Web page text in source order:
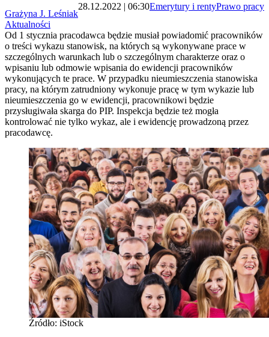
Grażyna J. Leśniak
28.12.2022 | 06:30Emerytury i rentyPrawo pracy
Aktualności
Od 1 stycznia pracodawca będzie musiał powiadomić pracowników
o treści wykazu stanowisk, na których są wykonywane prace w
szczególnych warunkach lub o szczególnym charakterze oraz o
wpisaniu lub odmowie wpisania do ewidencji pracowników
wykonujących te prace. W przypadku nieumieszczenia stanowiska
pracy, na którym zatrudniony wykonuje pracę w tym wykazie lub
nieumieszczenia go w ewidencji, pracownikowi będzie
przysługiwała skarga do PIP. Inspekcja będzie też mogła
kontrolować nie tylko wykaz, ale i ewidencję prowadzoną przez
pracodawcę.
Źródło: iStock